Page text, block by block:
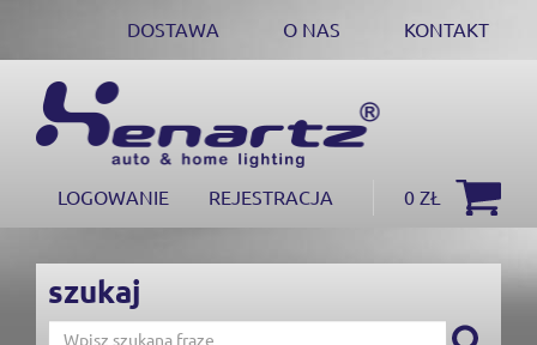
DOSTAWA O NAS KONTAKT
LOGOWANIE REJESTRACJA 0 ZŁ
szukaj